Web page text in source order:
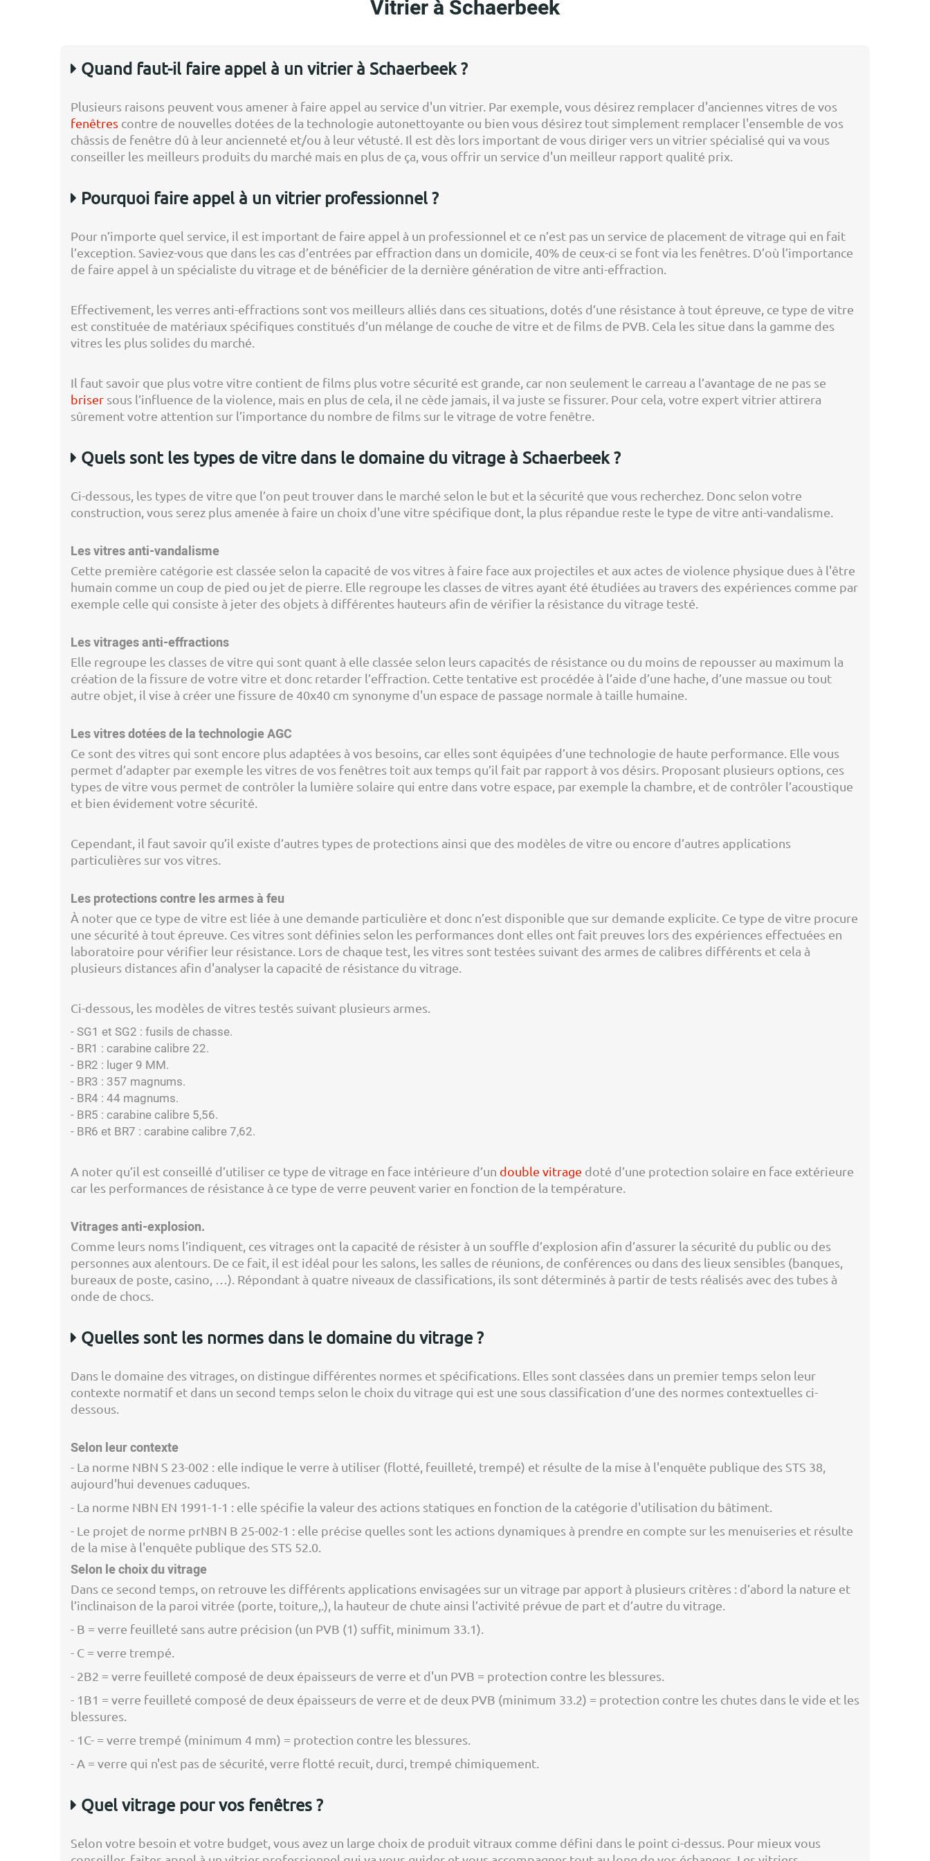
Vitrier à Schaerbeek
Quand faut-il faire appel à un vitrier à Schaerbeek ?
Plusieurs raisons peuvent vous amener à faire appel au service d'un vitrier. Par exemple, vous désirez remplacer d'anciennes vitres de vos
fenêtres contre de nouvelles dotées de la technologie autonettoyante ou bien vous désirez tout simplement remplacer l'ensemble de vos
châssis de fenêtre dû à leur ancienneté et/ou à leur vétusté. Il est dès lors important de vous diriger vers un vitrier spécialisé qui va vous
conseiller les meilleurs produits du marché mais en plus de ça, vous offrir un service d'un meilleur rapport qualité prix.
Pourquoi faire appel à un vitrier professionnel ?
Pour n’importe quel service, il est important de faire appel à un professionnel et ce n’est pas un service de placement de vitrage qui en fait
l’exception. Saviez-vous que dans les cas d’entrées par effraction dans un domicile, 40% de ceux-ci se font via les fenêtres. D’où l’importance
de faire appel à un spécialiste du vitrage et de bénéficier de la dernière génération de vitre anti-effraction.
Effectivement, les verres anti-effractions sont vos meilleurs alliés dans ces situations, dotés d’une résistance à tout épreuve, ce type de vitre
est constituée de matériaux spécifiques constitués d’un mélange de couche de vitre et de films de PVB. Cela les situe dans la gamme des
vitres les plus solides du marché.
Il faut savoir que plus votre vitre contient de films plus votre sécurité est grande, car non seulement le carreau a l’avantage de ne pas se
briser sous l’influence de la violence, mais en plus de cela, il ne cède jamais, il va juste se fissurer. Pour cela, votre expert vitrier attirera
sûrement votre attention sur l’importance du nombre de films sur le vitrage de votre fenêtre.
Quels sont les types de vitre dans le domaine du vitrage à Schaerbeek ?
Ci-dessous, les types de vitre que l’on peut trouver dans le marché selon le but et la sécurité que vous recherchez. Donc selon votre
construction, vous serez plus amenée à faire un choix d'une vitre spécifique dont, la plus répandue reste le type de vitre anti-vandalisme.
Les vitres anti-vandalisme
Cette première catégorie est classée selon la capacité de vos vitres à faire face aux projectiles et aux actes de violence physique dues à l'être
humain comme un coup de pied ou jet de pierre. Elle regroupe les classes de vitres ayant été étudiées au travers des expériences comme par
exemple celle qui consiste à jeter des objets à différentes hauteurs afin de vérifier la résistance du vitrage testé.
Les vitrages anti-effractions
Elle regroupe les classes de vitre qui sont quant à elle classée selon leurs capacités de résistance ou du moins de repousser au maximum la
création de la fissure de votre vitre et donc retarder l’effraction. Cette tentative est procédée à l’aide d’une hache, d’une massue ou tout
autre objet, il vise à créer une fissure de 40x40 cm synonyme d'un espace de passage normale à taille humaine.
Les vitres dotées de la technologie AGC
Ce sont des vitres qui sont encore plus adaptées à vos besoins, car elles sont équipées d’une technologie de haute performance. Elle vous
permet d’adapter par exemple les vitres de vos fenêtres toit aux temps qu’il fait par rapport à vos désirs. Proposant plusieurs options, ces
types de vitre vous permet de contrôler la lumière solaire qui entre dans votre espace, par exemple la chambre, et de contrôler l’acoustique
et bien évidement votre sécurité.
Cependant, il faut savoir qu’il existe d’autres types de protections ainsi que des modèles de vitre ou encore d’autres applications
particulières sur vos vitres.
Les protections contre les armes à feu
À noter que ce type de vitre est liée à une demande particulière et donc n’est disponible que sur demande explicite. Ce type de vitre procure
une sécurité à tout épreuve. Ces vitres sont définies selon les performances dont elles ont fait preuves lors des expériences effectuées en
laboratoire pour vérifier leur résistance. Lors de chaque test, les vitres sont testées suivant des armes de calibres différents et cela à
plusieurs distances afin d'analyser la capacité de résistance du vitrage.
Ci-dessous, les modèles de vitres testés suivant plusieurs armes.
- SG1 et SG2 : fusils de chasse.
- BR1 : carabine calibre 22.
- BR2 : luger 9 MM.
- BR3 : 357 magnums.
- BR4 : 44 magnums.
- BR5 : carabine calibre 5,56.
- BR6 et BR7 : carabine calibre 7,62.
A noter qu’il est conseillé d’utiliser ce type de vitrage en face intérieure d’un double vitrage doté d’une protection solaire en face extérieure
car les performances de résistance à ce type de verre peuvent varier en fonction de la température.
Vitrages anti-explosion.
Comme leurs noms l’indiquent, ces vitrages ont la capacité de résister à un souffle d’explosion afin d’assurer la sécurité du public ou des
personnes aux alentours. De ce fait, il est idéal pour les salons, les salles de réunions, de conférences ou dans des lieux sensibles (banques,
bureaux de poste, casino, …). Répondant à quatre niveaux de classifications, ils sont déterminés à partir de tests réalisés avec des tubes à
onde de chocs.
Quelles sont les normes dans le domaine du vitrage ?
Dans le domaine des vitrages, on distingue différentes normes et spécifications. Elles sont classées dans un premier temps selon leur
contexte normatif et dans un second temps selon le choix du vitrage qui est une sous classification d’une des normes contextuelles ci-
dessous.
Selon leur contexte
- La norme NBN S 23-002 : elle indique le verre à utiliser (flotté, feuilleté, trempé) et résulte de la mise à l'enquête publique des STS 38,
aujourd'hui devenues caduques.
- La norme NBN EN 1991-1-1 : elle spécifie la valeur des actions statiques en fonction de la catégorie d'utilisation du bâtiment.
- Le projet de norme prNBN B 25-002-1 : elle précise quelles sont les actions dynamiques à prendre en compte sur les menuiseries et résulte
de la mise à l'enquête publique des STS 52.0.
Selon le choix du vitrage
Dans ce second temps, on retrouve les différents applications envisagées sur un vitrage par apport à plusieurs critères : d’abord la nature et
l’inclinaison de la paroi vitrée (porte, toiture,.), la hauteur de chute ainsi l’activité prévue de part et d’autre du vitrage.
- B = verre feuilleté sans autre précision (un PVB (1) suffit, minimum 33.1).
- C = verre trempé.
- 2B2 = verre feuilleté composé de deux épaisseurs de verre et d'un PVB = protection contre les blessures.
- 1B1 = verre feuilleté composé de deux épaisseurs de verre et de deux PVB (minimum 33.2) = protection contre les chutes dans le vide et les
blessures.
- 1C- = verre trempé (minimum 4 mm) = protection contre les blessures.
- A = verre qui n'est pas de sécurité, verre flotté recuit, durci, trempé chimiquement.
Quel vitrage pour vos fenêtres ?
Selon votre besoin et votre budget, vous avez un large choix de produit vitraux comme défini dans le point ci-dessus. Pour mieux vous